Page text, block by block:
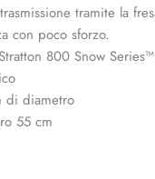
tramite la
con poco sforzo.
800 Snow
di diametro
55 cm